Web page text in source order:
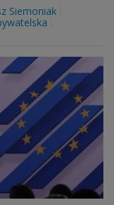
Siemoniak